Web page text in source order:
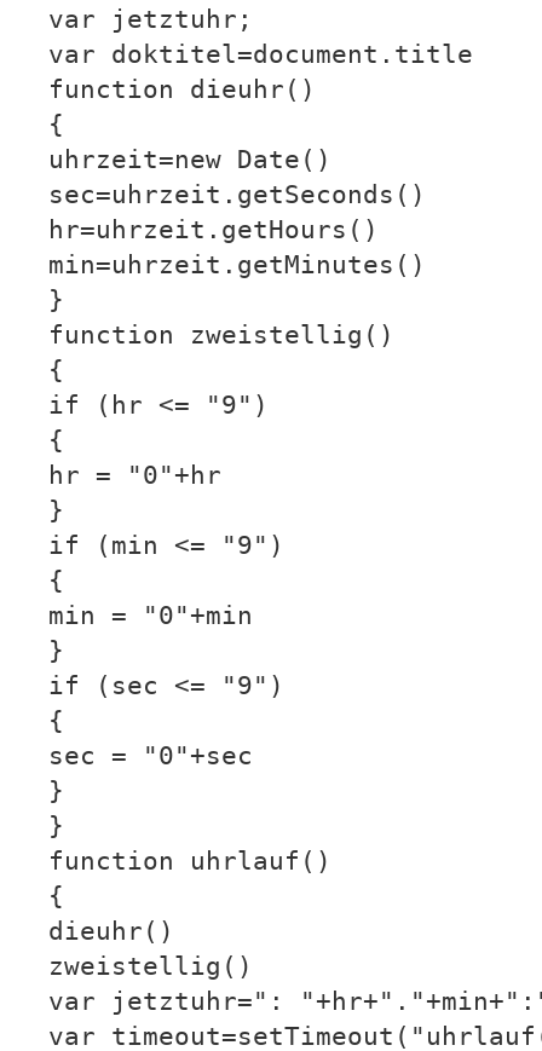
var jetztuhr;
var doktitel=document.title
function dieuhr()
{
uhrzeit=new Date()
sec=uhrzeit.getSeconds()
hr=uhrzeit.getHours()
min=uhrzeit.getMinutes()
}
function zweistellig()
{
if (hr <= "9")
{
hr = "0"+hr
}
if (min <= "9")
{
min = "0"+min
}
if (sec <= "9")
{
sec = "0"+sec
}
}
function uhrlauf()
{
dieuhr()
zweistellig()
var jetztuhr=":
var